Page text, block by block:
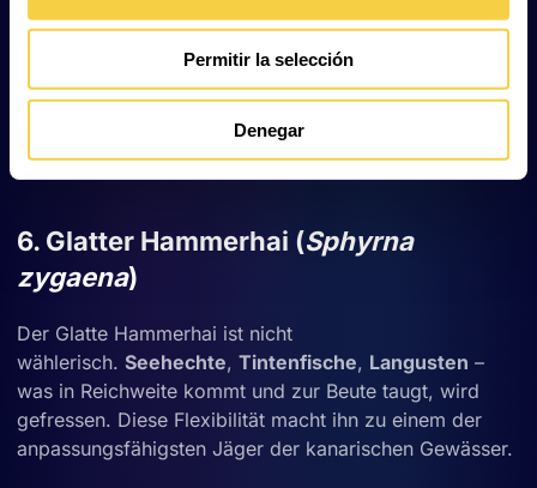
Permitir la selección
Denegar
wie Krill – ebenfalls durch Filtration. Was Riesenhai und
Walhai verbindet: Beide zeigen, dass Größe und
winzige Beute kein Widerspruch sind.
6. Glatter Hammerhai (Sphyrna
zygaena)
Der Glatte Hammerhai ist nicht
wählerisch. Seehechte, Tintenfische, Langusten –
was in Reichweite kommt und zur Beute taugt, wird
gefressen. Diese Flexibilität macht ihn zu einem der
anpassungsfähigsten Jäger der kanarischen Gewässer.